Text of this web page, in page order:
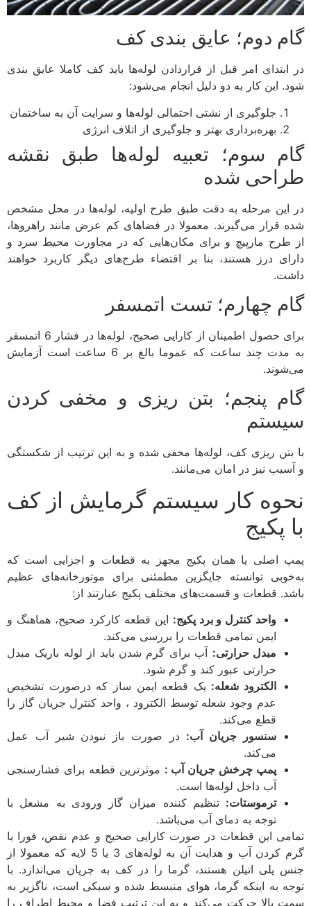
گام دوم؛ عایق بندی کف
در ابتدای امر قبل از قراردادن لوله‌ها باید کف کاملا عایق بندی
شود. این کار به دو دلیل انجام می‌شود:
جلوگیری از نشتی احتمالی لوله‌ها و سرایت آن به ساختمان
بهره‌برداری بهتر و جلوگیری از اتلاف انرژی
گام سوم؛ تعبیه لوله‌ها طبق نقشه
طراحی شده
در این مرحله به دقت طبق طرح اولیه، لوله‌ها در محل مشخص
شده قرار می‌گیرند. معمولا در فضاهای کم عرض مانند راهروها،
از طرح مارپیچ و برای مکان‌هایی که در مجاورت محیط سرد و
دارای درز هستند، بنا بر اقتضاء طرح‌های دیگر کاربرد خواهند
داشت.
گام چهارم؛ تست اتمسفر
برای حصول اطمینان از کارایی صحیح، لوله‌ها در فشار 6 اتمسفر
به مدت چند ساعت که عموما بالغ بر 6 ساعت است آزمایش
می‌شوند.
گام پنجم؛ بتن ریزی و مخفی کردن
سیستم
با بتن ریزی کف، لوله‌ها مخفی شده و به این ترتیب از شکستگی
و آسیب نیز در امان می‌مانند.
نحوه کار سیستم گرمایش از کف
با پکیج
پمپ اصلی یا همان پکیج مجهز به قطعات و اجزایی است که
به‌خوبی توانسته جایگزین مطمئنی برای موتورخانه‌های عظیم
باشد. قطعات و قسمت‌های مختلف پکیج عبارتند از:
واحد کنترل و برد پکیج: این قطعه کارکرد صحیح، هماهنگ و
ایمن تمامی قطعات را بررسی می‌کند.
مبدل حرارتی: آب برای گرم شدن باید از لوله باریک مبدل
حرارتی عبور کند و گرم شود.
الکترود شعله: یک قطعه ایمن ساز که درصورت تشخیص
عدم وجود شعله توسط الکترود ، واحد کنترل جریان گاز را
قطع می‌کند.
سنسور جریان آب: در صورت باز نبودن شیر آب عمل
می‌کند.
پمپ چرخش جریان آب : موثرترین قطعه برای فشارسنجی
آب داخل لوله‌ها است.
ترموستات: تنظیم کننده میزان گاز ورودی به مشعل با
توجه به دمای آب می‌باشد.
تمامی این قطعات در صورت کارایی صحیح و عدم نقص، فورا با
گرم کردن آب و هدایت آن به لوله‌های 3 یا 5 لایه که معمولا از
جنس پلی اتیلن هستند، گرما را در کف به جریان می‌اندازد. با
توجه به اینکه گرما، هوای منبسط شده و سبکی است، ناگزیر به
سمت بالا حرکت می‌کند و به این ترتیب فضا و محیط اطراف را